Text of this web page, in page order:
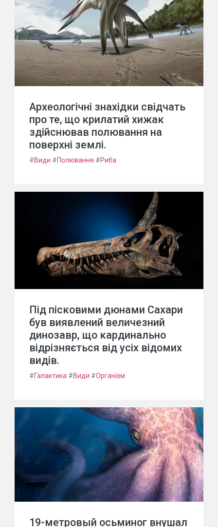
Археологічні знахідки свідчать
про те, що крилатий хижак
здійснював полювання на
поверхні землі.
#Види #Полювання #Риба
Під пісковими дюнами Сахари
був виявлений величезний
динозавр, що кардинально
відрізняється від усіх відомих
видів.
#Галактика #Види #Організм
19-метровый осьминог внушал